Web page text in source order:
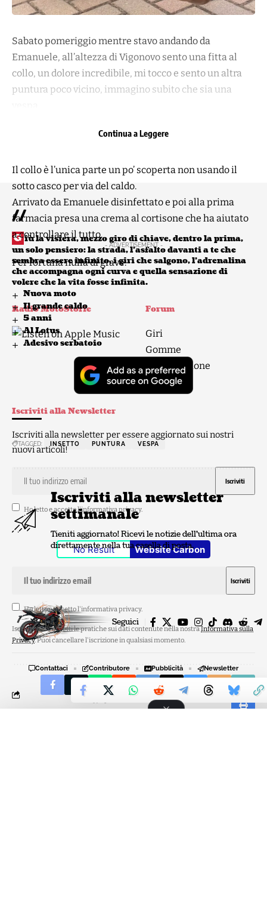
Sabato pomeriggio mentre stavo andando da
Emanuele, all’altezza di Vigonovo sento una fitta al
collo, un dolore incredibile, mi tocco e sento un altra
puntura poco vicino, immagino subito che sia una
e la giacca e fortuna la vespa non c’era più ma il dolore
Il collo è l’unica parte un po’ scoperta non usando il
sotto casco per via del caldo.
Arrivato da Emanuele disinfettato e poi alla prima
farmacia presa una crema al cortisone che ha aiutato
a controllare il tutto.
- ADVERTISEMENT -
Per fortuna nulla di grave.
Nuova moto
Il grande caldo
5 anni
Al Lotus
Adesivo serbatoio
TAGGED: INSETTO PUNTURA VESPA
Iscriviti alla newsletter
settimanale
Tieniti aggiornato! Ricevi le notizie dell'ultima ora
direttamente nella tua casella di posta.
Ho letto e accetto l'informativa privacy.
Iscrivendoti, accetti le pratiche sui dati contenute nella nostraInformativa sulla
Privacy. Puoi cancellare l'iscrizione in qualsiasi momento.
Continua a Leggere
//
G iù la visiera, mezzo giro di chiave, dentro la prima,
un solo pensiero: la strada, l’asfalto davanti a te che
sembra essere infinito, i giri che salgono, l’adrenalina
che accompagna ogni curva e quella sensazione di
volere che la vita fosse infinita.
Radio MotoStorie Forum
Giri
Gomme
Manutenzione
Raduni
Iscriviti alla Newsletter
Iscriviti alla newsletter per essere aggiornato sui nostri
nuovi articoli!
Ho letto e accetto l'informativa privacy.
No Result Website Carbon
Seguici
© Copyright 2026, Tutti i diritti riservati
Contattaci Contributore Pubblicità
Newsletter